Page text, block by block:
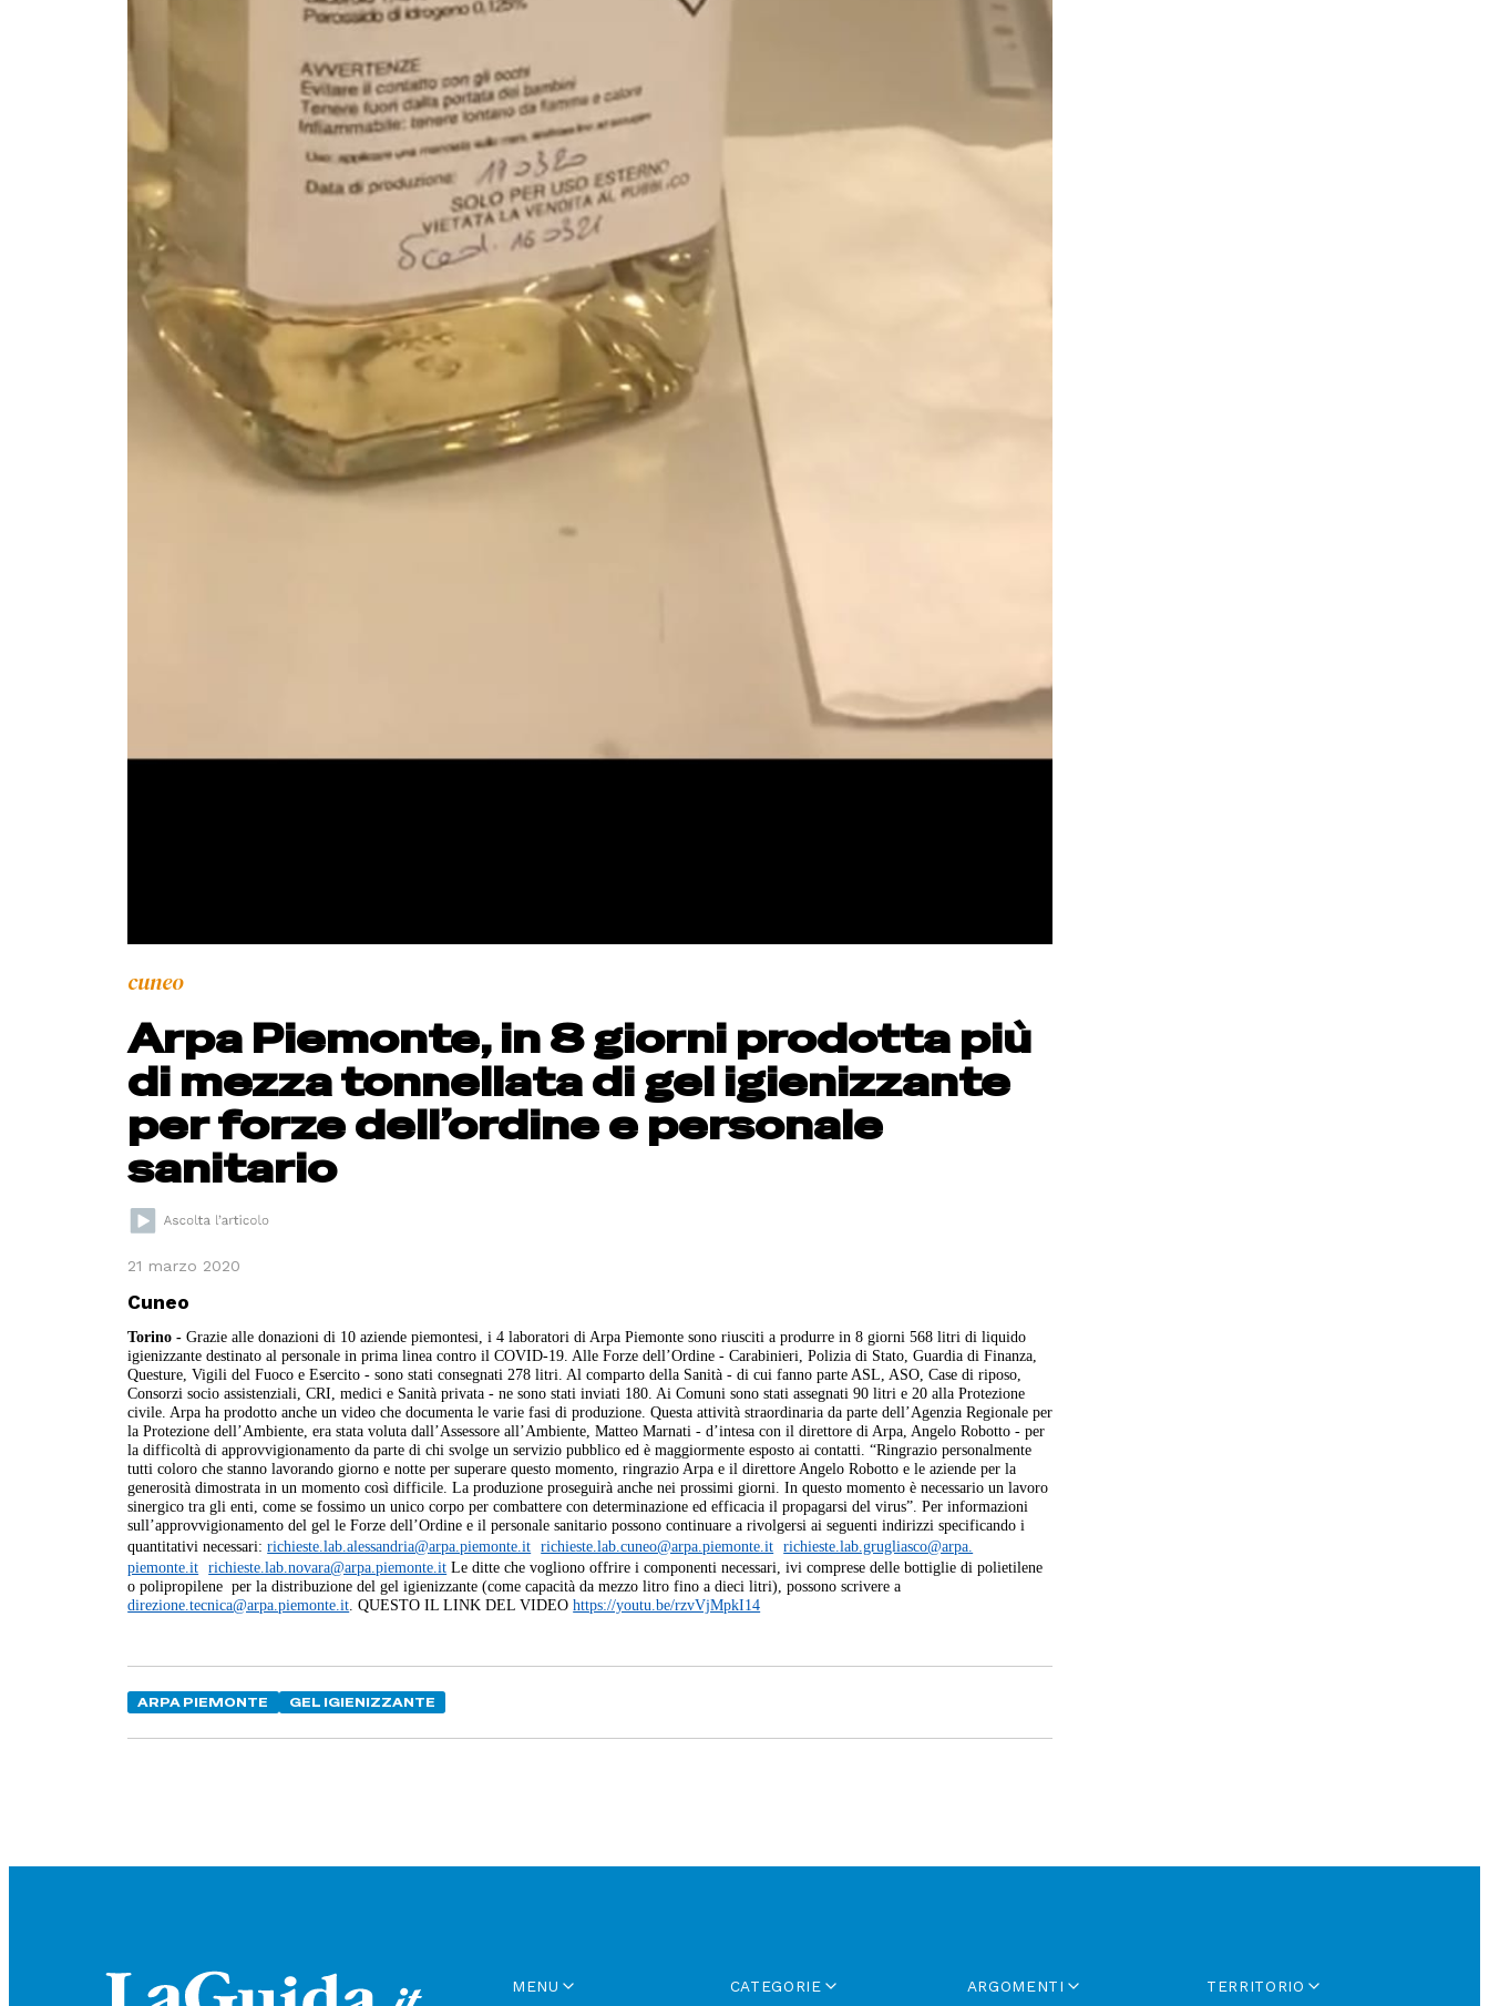
cuneo
Arpa Piemonte, in 8 giorni prodotta più
di mezza tonnellata di gel igienizzante
per forze dell’ordine e personale
sanitario
21 marzo 2020
Cuneo
Torino -Grazie alle donazioni di 10 aziende piemontesi, i 4 laboratori di Arpa Piemonte sono riusciti a produrre in 8 giorni 568 litri di liquido
igienizzante destinato al personale in prima linea contro il COVID-19. Alle Forze dell’Ordine - Carabinieri, Polizia di Stato, Guardia di Finanza,
Questure, Vigili del Fuoco e Esercito - sono stati consegnati 278 litri. Al comparto della Sanità - di cui fanno parte ASL, ASO, Case di riposo,
Consorzi socio assistenziali, CRI, medici e Sanità privata - ne sono stati inviati 180. Ai Comuni sono stati assegnati 90 litri e 20 alla Protezione
civile. Arpa ha prodotto anche un video che documenta le varie fasi di produzione. Questa attività straordinaria da parte dell’Agenzia Regionale per
la Protezione dell’Ambiente, era stata voluta dall’Assessore all’Ambiente, Matteo Marnati - d’intesa con il direttore di Arpa, Angelo Robotto - per
la difficoltà di approvvigionamento da parte di chi svolge un servizio pubblico ed è maggiormente esposto ai contatti. “Ringrazio personalmente
tutti coloro che stanno lavorando giorno e notte per superare questo momento, ringrazio Arpa e il direttore Angelo Robotto e le aziende per la
generosità dimostrata in un momento così difficile. La produzione proseguirà anche nei prossimi giorni. In questo momento è necessario un lavoro
sinergico tra gli enti, come se fossimo un unico corpo per combattere con determinazione ed efficacia il propagarsi del virus”. Per informazioni
sull’approvvigionamento del gel le Forze dell’Ordine e il personale sanitario possono continuare a rivolgersi ai seguenti indirizzi specificando i
quantitativi necessari:richieste.lab.alessandria@arpa.piemonte.it richieste.lab.cuneo@arpa.piemonte.it richieste.lab.grugliasco@arpa.
piemonte.it richieste.lab.novara@arpa.piemonte.it Le ditte che vogliono offrire i componenti necessari, ivi comprese delle bottiglie di polietilene
o polipropilene per la distribuzione del gel igienizzante (come capacità da mezzo litro fino a dieci litri), possono scrivere a
direzione.tecnica@arpa.piemonte.it. QUESTO IL LINK DEL VIDEOhttps://youtu.be/rzvVjMpkI14
ARPA PIEMONTE GEL IGIENIZZANTE
MENU CATEGORIE ARGOMENTI TERRITORIO